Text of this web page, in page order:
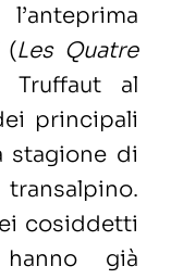
Les Quatre
Truffaut al
principali
stagione di
cosiddetti
già